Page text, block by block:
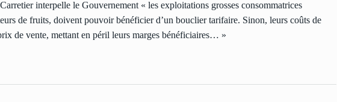
interpelle le Gouvernement « les exploitations grosses consommatrices
de fruits, doivent pouvoir bénéficier d’un bouclier tarifaire. Sinon, leurs coûts de
de vente, mettant en péril leurs marges bénéficiaires… »